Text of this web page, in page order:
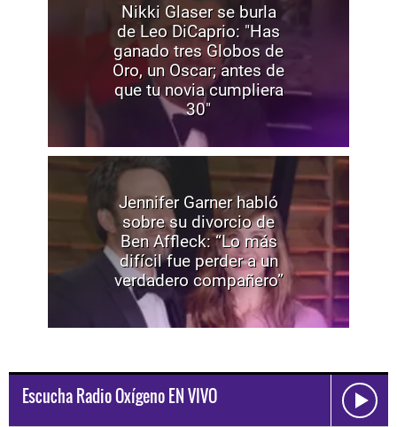
Nikki Glaser se burla
de Leo DiCaprio: "Has
ganado tres Globos de
Oro, un Oscar; antes de
que tu novia cumpliera
30"
Jennifer Garner habló
sobre su divorcio de
Ben Affleck: “Lo más
difícil fue perder a un
verdadero compañero”
Escucha Radio Oxígeno EN VIVO